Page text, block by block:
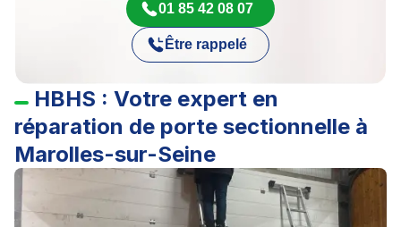
01 85 42 08 07
Être rappelé
HBHS : Votre expert en
réparation de porte sectionnelle à
Marolles-sur-Seine